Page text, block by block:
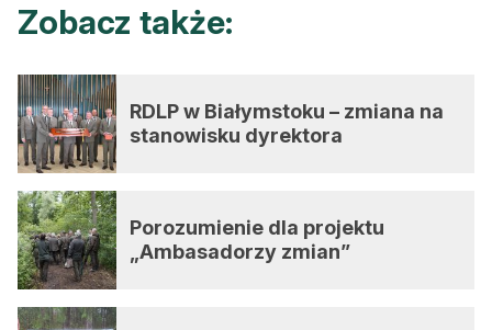
Zobacz także:
RDLP w Białymstoku – zmiana na
stanowisku dyrektora
Porozumienie dla projektu
„Ambasadorzy zmian”